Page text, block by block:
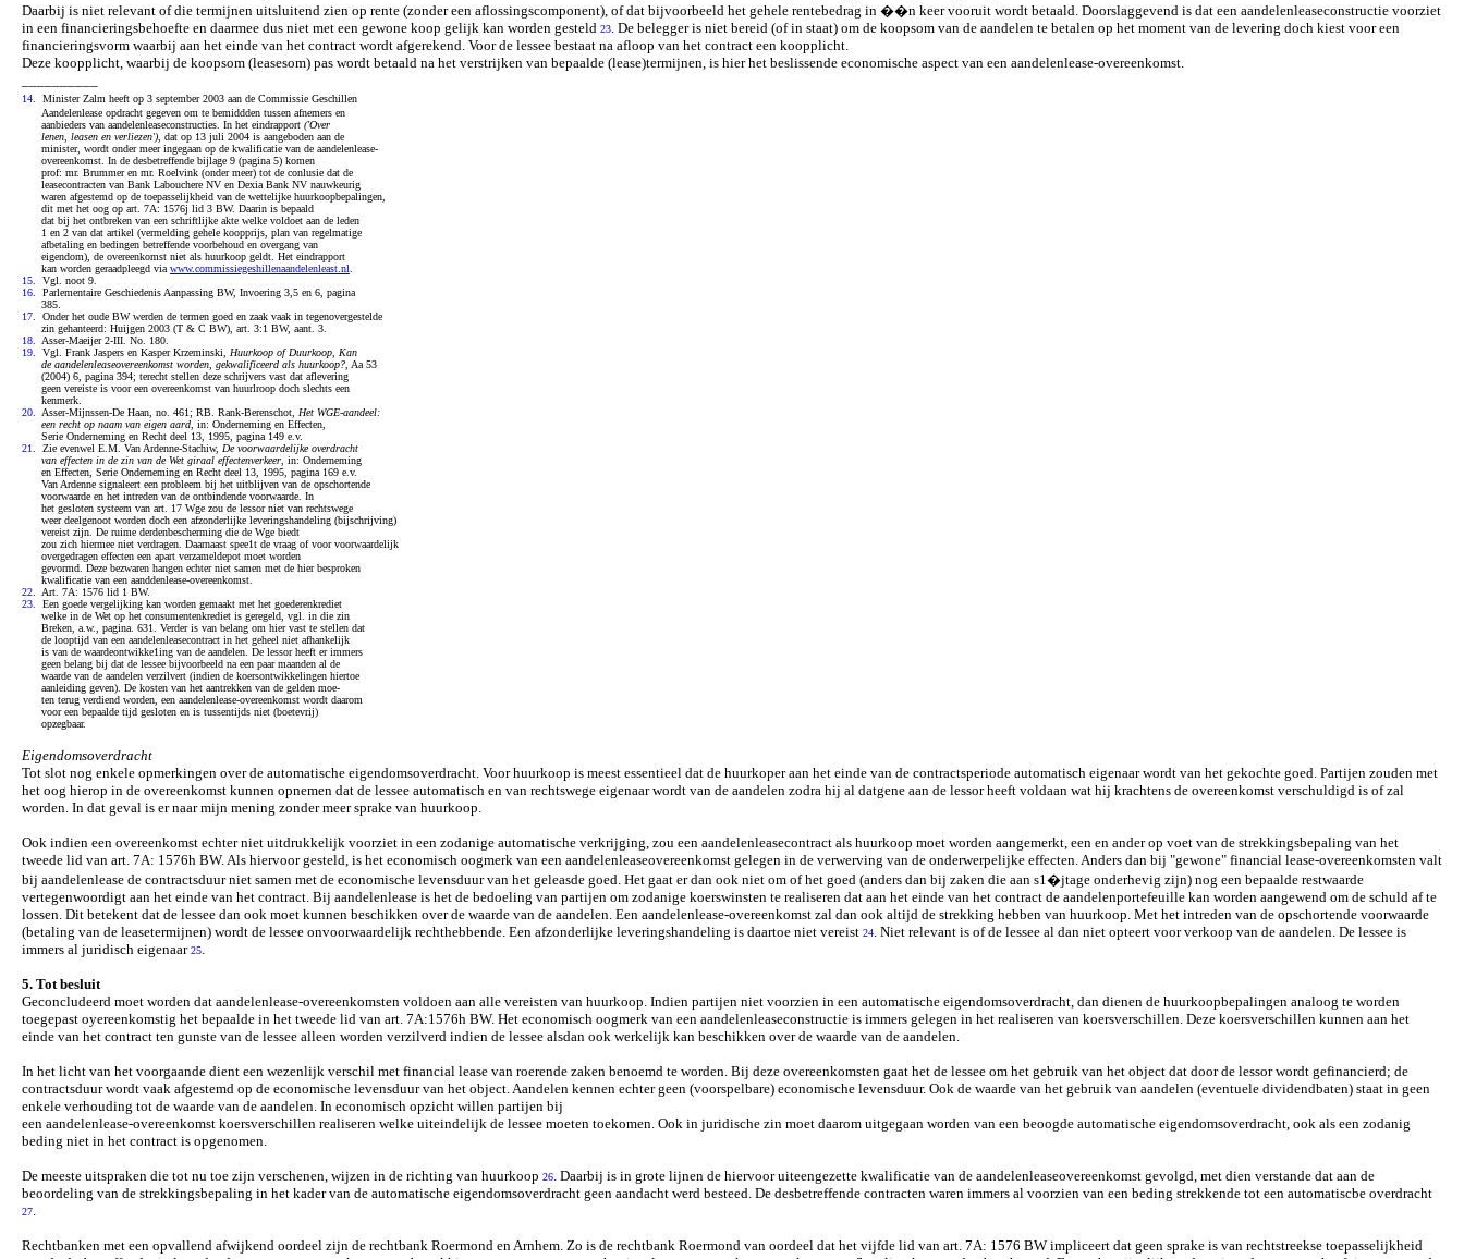
Daarbij is niet relevant of die termijnen uitsluitend zien op rente (zonder een aflossingscomponent), of dat bijvoorbeeld het gehele rentebedrag in ��n keer vooruit wordt betaald. Doorslaggevend is dat een aandelenleaseconstructie voorziet
in een financieringsbehoefte en daarmee dus niet met een gewone koop gelijk kan worden gesteld 23. De belegger is niet bereid (of in staat) om de koopsom van de aandelen te betalen op het moment van de levering doch kiest voor een
financieringsvorm waarbij aan het einde van het contract wordt afgerekend. Voor de lessee bestaat na afloop van het contract een koopplicht.
Deze koopplicht, waarbij de koopsom (leasesom) pas wordt betaald na het verstrijken van bepaalde (lease)termijnen, is hier het beslissende economische aspect van een aandelenlease-overeenkomst.
14 . Minister Zalm heeft op 3 september 2003 aan de Commissie Geschillen
Aandelenlease opdracht gegeven om te bemiddden tussen afnemers en
aanbieders van aandelenleaseconstructies. In het eindrapport ('Over
lenen, leasen en verliezen') , dat op 13 juli 2004 is aangeboden aan de
minister, wordt onder meer ingegaan op de kwalificatie van de aandelenlease-
overeenkomst. In de desbetreffende bijlage 9 (pagina 5) komen
prof: mr. Brummer en mr. Roelvink (onder meer) tot de conlusie dat de
leasecontracten van Bank Labouchere NV en Dexia Bank NV nauwkeurig
waren afgestemd op de toepasselijkheid van de wettelijke huurkoopbepalingen,
dit met het oog op art. 7A: 1576j lid 3 BW. Daarin is bepaald
dat bij het ontbreken van een schriftlijke akte welke voldoet aan de leden
1 en 2 van dat artikel (vermelding gehele koopprijs, plan van regelmatige
afbetaling en bedingen betreffende voorbehoud en overgang van
eigendom), de overeenkomst niet als huurkoop geldt. Het eindrapport
kan worden geraadpleegd via www.commissiegeshillenaandelenleast.nl
15 . Vgl. noot 9.
16 . Parlementaire Geschiedenis Aanpassing BW, Invoering 3,5 en 6, pagina
385.
17 . Onder het oude BW werden de termen goed en zaak vaak in tegenovergestelde
zin gehanteerd: Huijgen 2003 (T & C BW), art. 3:1 BW, aant. 3.
18 . Asser-Maeijer 2-III. No. 180.
19 . Vgl. Frank Jaspers en Kasper Krzeminski,
Huurkoop of Duurkoop, Kan
de aandelenleaseovereenkomst worden, gekwalificeerd als huurkoop? , Aa 53
(2004) 6, pagina 394; terecht stellen deze schrijvers vast dat aflevering
geen vereiste is voor een overeenkomst van huurlroop doch slechts een
kenmerk.
20 . Asser-Mijnssen-De Haan, no. 461; RB. Rank-Berenschot,
Het WGE-aandeel:
een recht op naam van eigen aard , in: Onderneming en Effecten,
Serie Onderneming en Recht deel 13, 1995, pagina 149 e.v.
21
. Zie evenwel E.M. Van Ardenne-Stachiw, De voorwaardelijke overdracht
van effecten in de zin van de Wet giraal effectenverkeer , in: Onderneming
en Effecten, Serie Onderneming en Recht deel 13, 1995, pagina 169 e.v.
Van Ardenne signaleert een probleem bij het uitblijven van de opschortende
voorwaarde en het intreden van de ontbindende voorwaarde. In
het gesloten systeem van art. 17 Wge zou de lessor niet van rechtswege
weer deelgenoot worden doch een afzonderlijke leveringshandeling (bijschrijving)
vereist zijn. De ruime derdenbescherming die de Wge biedt
zou zich hiermee niet verdragen. Daarnaast spee1t de vraag of voor voorwaardelijk
overgedragen effecten een apart verzameldepot moet worden
gevormd. Deze bezwaren hangen echter niet samen met de hier besproken
kwalificatie van een aanddenlease-overeenkomst.
22 . Art. 7A: 1576 lid 1 BW.
23 . Een goede vergelijking kan worden gemaakt met het goederenkrediet
welke in de Wet op het consumentenkrediet is geregeld, vgl. in die zin
Breken, a.w., pagina. 631. Verder is van belang om hier vast te stellen dat
de looptijd van een aandelenleasecontract in het geheel niet afhankelijk
is van de waardeontwikke1ing van de aandelen. De lessor heeft er immers
geen belang bij dat de lessee bijvoorbeeld na een paar maanden al de
waarde van de aandelen verzilvert (indien de koersontwikkelingen hiertoe
aanleiding geven). De kosten van het aantrekken van de gelden moe-
ten terug verdiend worden, een aandelenlease-overeenkomst wordt daarom
voor een bepaalde tijd gesloten en is tussentijds niet (boetevrij)
opzegbaar.
Eigendomsoverdracht
Tot slot nog enkele opmerkingen over de automatische eigendomsoverdracht. Voor huurkoop is meest essentieel dat de huurkoper aan het einde van de contractsperiode automatisch eigenaar wordt van het gekochte goed. Partijen zouden met
het oog hierop in de overeenkomst kunnen opnemen dat de lessee automatisch en van rechtswege eigenaar wordt van de aandelen zodra hij al datgene aan de lessor heeft voldaan wat hij krachtens de overeenkomst verschuldigd is of zal
worden. In dat geval is er naar mijn mening zonder meer sprake van huurkoop.
Ook indien een overeenkomst echter niet uitdrukkelijk voorziet in een zodanige automatische verkrijging, zou een aandelenleasecontract als huurkoop moet worden aangemerkt, een en ander op voet van de strekkingsbepaling van het
tweede lid van art. 7A: 1576h BW. Als hiervoor gesteld, is het economisch oogmerk van een aandelenleaseovereenkomst gelegen in de verwerving van de onderwerpelijke effecten. Anders dan bij "gewone" financial lease-overeenkomsten valt
bij aandelenlease de contractsduur niet samen met de economische levensduur van het geleasde goed. Het gaat er dan ook niet om of het goed (anders dan bij zaken die aan s1�jtage onderhevig zijn) nog een bepaalde restwaarde
vertegenwoordigt aan het einde van het contract. Bij aandelenlease is het de bedoeling van partijen om zodanige koerswinsten te realiseren dat aan het einde van het contract de aandelenportefeuille kan worden aangewend om de schuld af te
lossen. Dit betekent dat de lessee dan ook moet kunnen beschikken over de waarde van de aandelen. Een aandelenlease-overeenkomst zal dan ook altijd de strekking hebben van huurkoop. Met het intreden van de opschortende voorwaarde
(betaling van de leasetermijnen) wordt de lessee onvoorwaardelijk rechthebbende. Een afzonderlijke leveringshandeling is daartoe niet vereist 24. Niet relevant is of de lessee al dan niet opteert voor verkoop van de aandelen. De lessee is
immers al juridisch eigenaar25.
5. Tot besluit
Geconcludeerd moet worden dat aandelenlease-overeenkomsten voldoen aan alle vereisten van huurkoop. Indien partijen niet voorzien in een automatische eigendomsoverdracht, dan dienen de huurkoopbepalingen analoog te worden
toegepast oyereenkomstig het bepaalde in het tweede lid van art. 7A:1576h BW. Het economisch oogmerk van een aandelenleaseconstructie is immers gelegen in het realiseren van koersverschillen. Deze koersverschillen kunnen aan het
einde van het contract ten gunste van de lessee alleen worden verzilverd indien de lessee alsdan ook werkelijk kan beschikken over de waarde van de aandelen.
In het licht van het voorgaande dient een wezenlijk verschil met financial lease van roerende zaken benoemd te worden. Bij deze overeenkomsten gaat het de lessee om het gebruik van het object dat door de lessor wordt gefinancierd; de
contractsduur wordt vaak afgestemd op de economische levensduur van het object. Aandelen kennen echter geen (voorspelbare) economische levensduur. Ook de waarde van het gebruik van aandelen (eventuele dividendbaten) staat in geen
enkele verhouding tot de waarde van de aandelen. In economisch opzicht willen partijen bij
een aandelenlease-overeenkomst koersverschillen realiseren welke uiteindelijk de lessee moeten toekomen. Ook in juridische zin moet daarom uitgegaan worden van een beoogde automatische eigendomsoverdracht, ook als een zodanig
beding niet in het contract is opgenomen.
De meeste uitspraken die tot nu toe zijn verschenen, wijzen in de richting van huurkoop 26. Daarbij is in grote lijnen de hiervoor uiteengezette kwalificatie van de aandelenleaseovereenkomst gevolgd, met dien verstande dat aan de
beoordeling van de strekkingsbepaling in het kader van de automatische eigendomsoverdracht geen aandacht werd besteed. De desbetreffende contracten waren immers al voorzien van een beding strekkende tot een automatiscbe overdracht
27.
Rechtbanken met een opvallend afwijkend oordeel zijn de rechtbank Roermond en Arnhem. Zo is de rechtbank Roermond van oordeel dat het vijfde lid van art. 7A: 1576 BW impliceert dat geen sprake is van rechtstreekse toepasselijkheid